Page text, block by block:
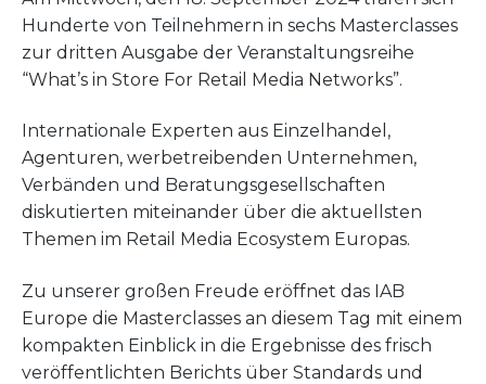
Hunderte von Teilnehmern in sechs Masterclasses
zur dritten Ausgabe der Veranstaltungsreihe
“What’s in Store For Retail Media Networks”.
Internationale Experten aus Einzelhandel,
Agenturen, werbetreibenden Unternehmen,
Verbänden und Beratungsgesellschaften
diskutierten miteinander über die aktuellsten
Themen im Retail Media Ecosystem Europas.
Zu unserer großen Freude eröffnet das IAB
Europe die Masterclasses an diesem Tag mit einem
kompakten Einblick in die Ergebnisse des frisch
veröffentlichten Berichts über Standards und